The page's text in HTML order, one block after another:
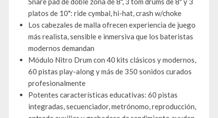
platos de 10": ride cymbal, hi-hat, crash w/choke
Los cabezales de malla ofrecen experiencia de juego
más realista, sensible e inmersiva que los bateristas
modernos demandan
Módulo Nitro Drum con 40 kits clásicos y modernos,
60 pistas play-along y más de 350 sonidos curados
profesionalmente
Potentes características educativas: 60 pistas
integradas, secuenciador, metrónomo, reproducción,